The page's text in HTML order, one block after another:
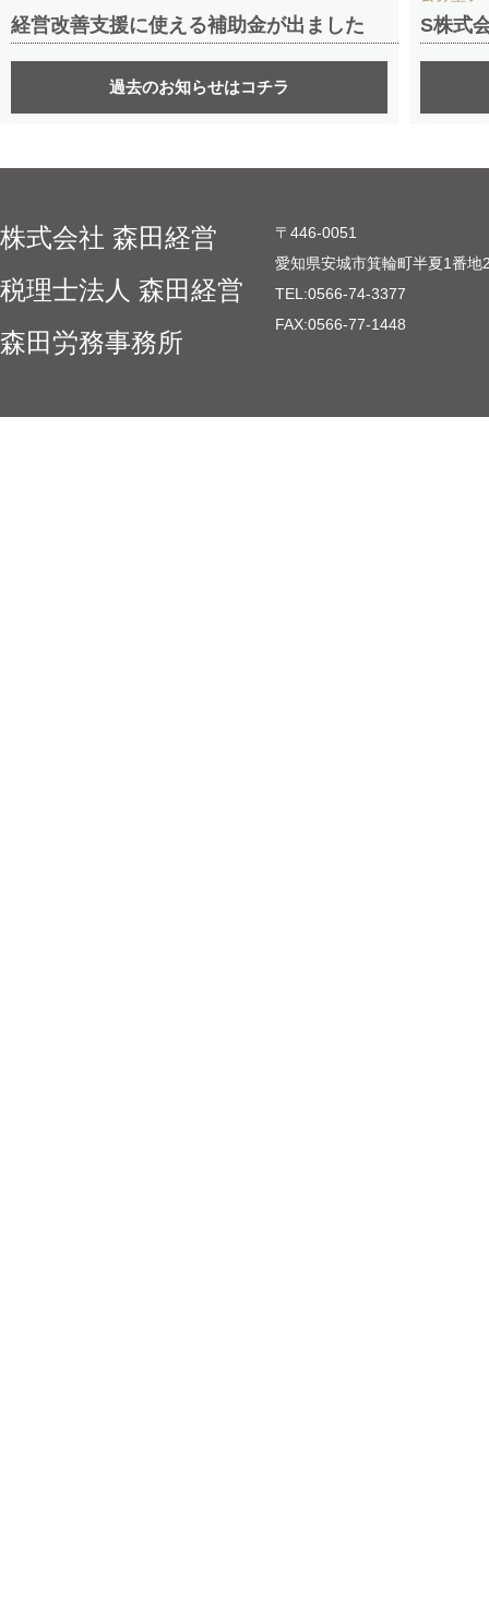
経営改善支援に使える補助金が出ました
過去のお知らせはコチラ
S株式
株式会社 森田経営
税理士法人 森田経営
森田労務事務所
〒446-0051
愛知県安城市箕輪町半夏1番地
TEL:0566-74-3377
FAX:0566-77-1448